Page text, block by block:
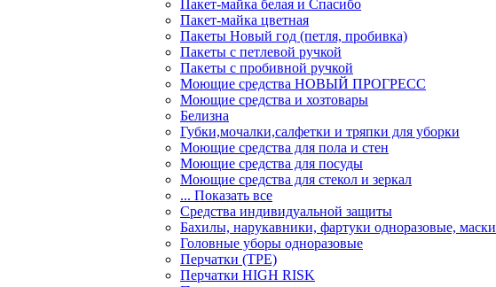
Пакет-майка белая и Спасибо
Пакет-майка цветная
Пакеты Новый год (петля, пробивка)
Пакеты с петлевой ручкой
Пакеты с пробивной ручкой
Моющие средства НОВЫЙ ПРОГРЕСС
Моющие средства и хозтовары
Белизна
Губки,мочалки,салфетки и тряпки для уборки
Моющие средства для пола и стен
Моющие средства для посуды
Моющие средства для стекол и зеркал
... Показать все
Средства индивидуальной защиты
Бахилы, нарукавники, фартуки одноразовые, маски
Головные уборы одноразовые
Перчатки (ТРЕ)
Перчатки HIGH RISK